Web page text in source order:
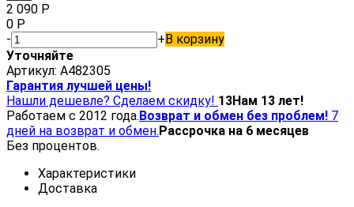
2 090 Р
0 Р
-
+В корзину
Уточняйте
Артикул: A482305
Гарантия лучшей цены!
Нашли дешевле? Сделаем скидку! 13Нам 13 лет!
Работаем с 2012 года.Возврат и обмен без проблем! 7
дней на возврат и обмен.Рассрочка на 6 месяцев
Без процентов.
Характеристики
Доставка